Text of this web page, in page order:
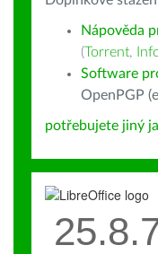
Nápověda
(Torrent,
Software
OpenPGP
potřebujete jiný